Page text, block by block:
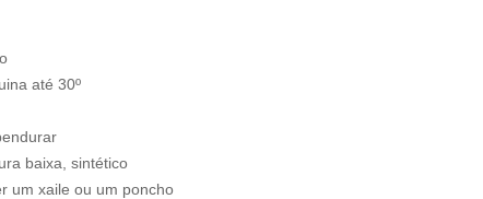
até 30º
baixa, sintético
um xaile ou um poncho